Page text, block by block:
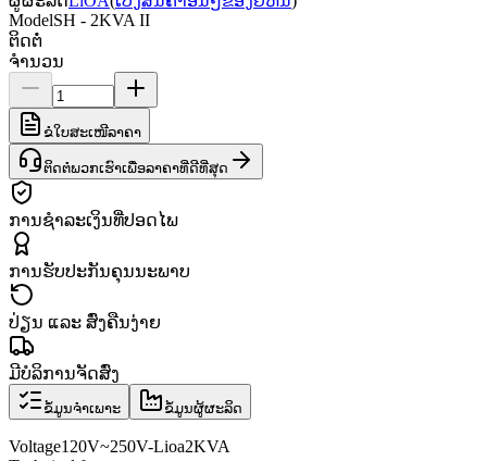
ModelSH - 2KVA II
ຕິດຕໍ່
ຈຳນວນ
ຂໍໃບສະເໜີລາຄາ
ຕິດຕໍ່ພວກເຮົາເພື່ອລາຄາທີ່ດີທີ່ສຸດ
ການຊຳລະເງິນທີ່ປອດໄພ
ການຮັບປະກັນຄຸນນະພາບ
ປ່ຽນ ແລະ ສົ່ງຄືນງ່າຍ
ມີບໍລິການຈັດສົ່ງ
ຂໍ້ມູນຈຳເພາະ ຂໍ້ມູນຜູ້ຜະລິດ
Voltage120V~250V-Lioa2KVA